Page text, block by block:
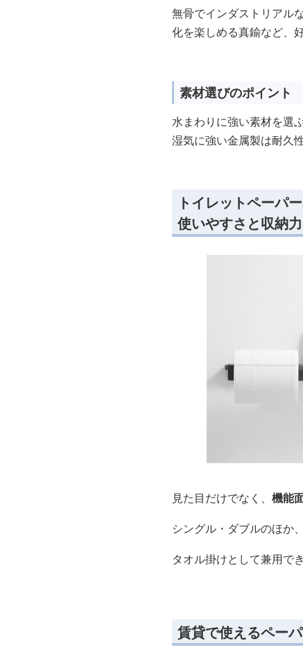
無骨でインダストリアル
化を楽しめる真鍮など、
素材選びのポイント
水まわりに強い素材を選
湿気に強い金属製は耐久
トイレットペーパ
使いやすさと収納
見た目だけでなく、 機能
シングル・ダブルのほか
タオル掛けとして兼用で
賃貸で使えるペー